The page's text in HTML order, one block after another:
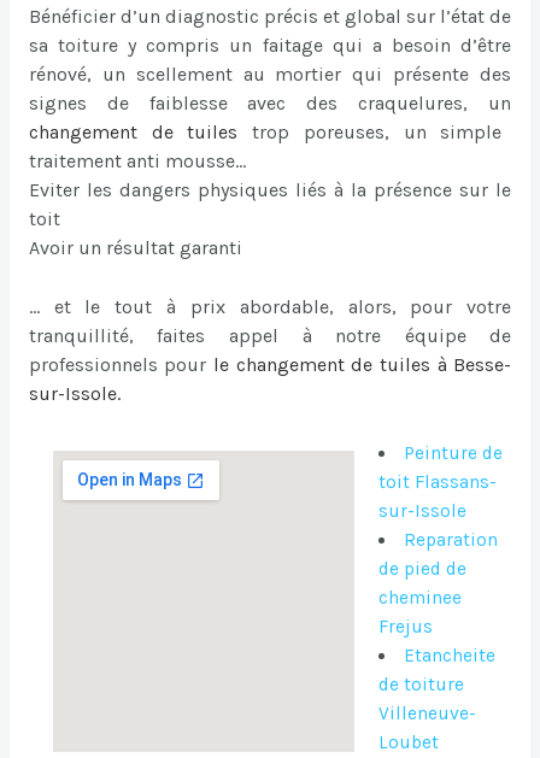
Bénéficier d’un diagnostic précis et global sur l’état de
sa toiture y compris un faitage qui a besoin d’être
rénové, un scellement au mortier qui présente des
signes de faiblesse avec des craquelures, un
changement de tuiles trop poreuses, un simple
traitement anti mousse…
Eviter les dangers physiques liés à la présence sur le
toit
Avoir un résultat garanti
… et le tout à prix abordable, alors, pour votre
tranquillité, faites appel à notre équipe de
professionnels pour le changement de tuiles à Besse-
sur-Issole.
Peinture de
toit Flassans-
sur-Issole
Reparation
de pied de
cheminee
Frejus
Etancheite
de toiture
Villeneuve-
Loubet